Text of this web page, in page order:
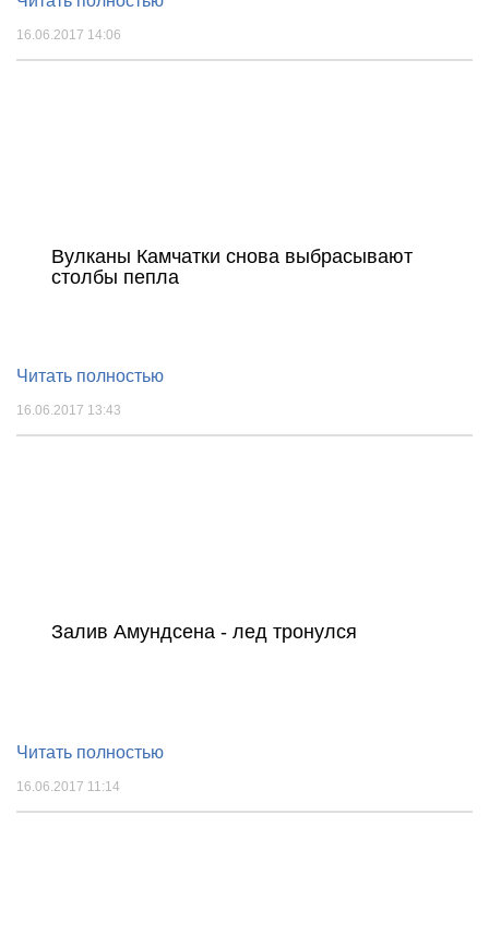
16.06.2017 14:06
Вулканы Камчатки снова выбрасывают
столбы пепла
Читать полностью
16.06.2017 13:43
Залив Амундсена - лед тронулся
Читать полностью
16.06.2017 11:14